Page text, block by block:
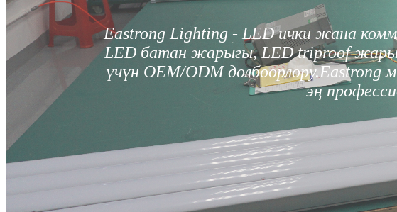
Eastrong Lighting - LED ички жана
LED батан жарыгы, LED triproof
үчүн OEM/ODM
эң